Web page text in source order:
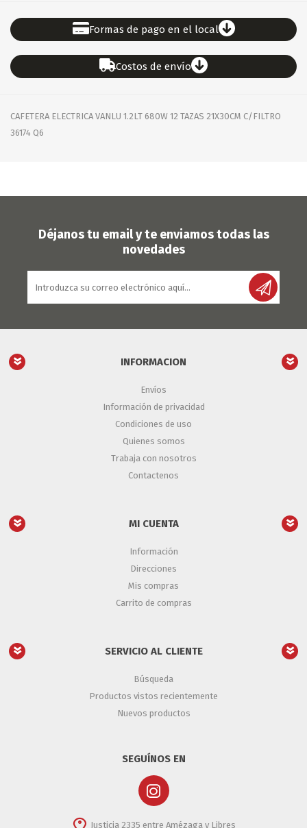
Formas de pago en el local
Costos de envío
CAFETERA ELECTRICA VANLU 1.2LT 680W 12 TAZAS 21X30CM C/FILTRO
36174 Q6
Déjanos tu email y te enviamos todas las
novedades
INFORMACION
Envíos
Información de privacidad
Condiciones de uso
Quienes somos
Trabaja con nosotros
Contactenos
MI CUENTA
Información
Direcciones
Mis compras
Carrito de compras
SERVICIO AL CLIENTE
Búsqueda
Productos vistos recientemente
Nuevos productos
SEGUÍNOS EN
Justicia 2335 entre Amézaga y Libres